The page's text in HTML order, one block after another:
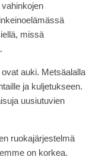
missä
auki. Metsäalalla
ja kuljetukseen.
uusiutuvien
ruokajärjestelmä
on korkea.